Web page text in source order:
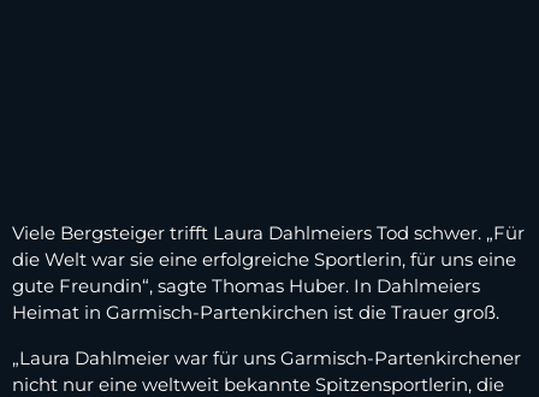
Viele Bergsteiger trifft Laura Dahlmeiers Tod schwer. „Für
die Welt war sie eine erfolgreiche Sportlerin, für uns eine
gute Freundin“, sagte Thomas Huber. In Dahlmeiers
Heimat in Garmisch-Partenkirchen ist die Trauer groß.
„Laura Dahlmeier war für uns Garmisch-Partenkirchener
nicht nur eine weltweit bekannte Spitzensportlerin, die